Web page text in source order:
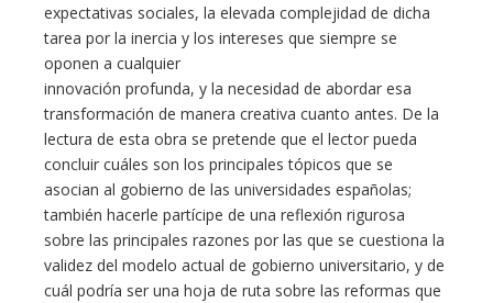
expectativas sociales, la elevada complejidad de dicha
tarea por la inercia y los intereses que siempre se
oponen a cualquier
innovación profunda, y la necesidad de abordar esa
transformación de manera creativa cuanto antes. De la
lectura de esta obra se pretende que el lector pueda
concluir cuáles son los principales tópicos que se
asocian al gobierno de las universidades españolas;
también hacerle partícipe de una reflexión rigurosa
sobre las principales razones por las que se cuestiona la
validez del modelo actual de gobierno universitario, y de
cuál podría ser una hoja de ruta sobre las reformas que